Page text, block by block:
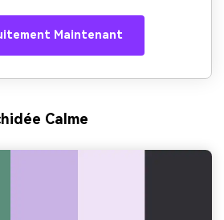
Maintenant
Calme